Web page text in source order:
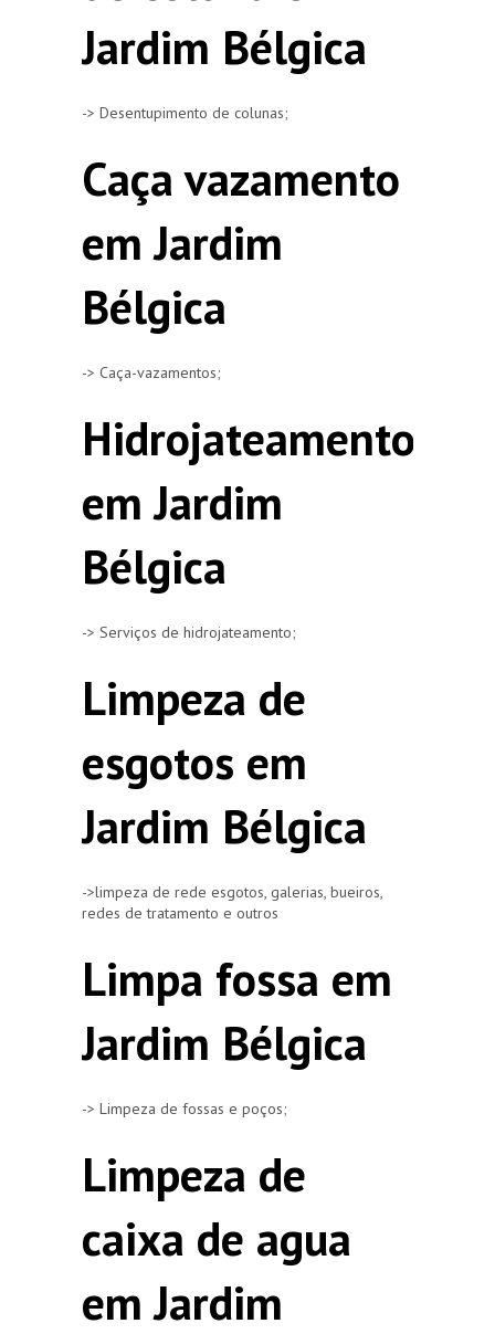
Jardim Bélgica
-> Desentupimento de colunas;
Caça vazamento
em Jardim
Bélgica
-> Caça-vazamentos;
Hidrojateamento
em Jardim
Bélgica
-> Serviços de hidrojateamento;
Limpeza de
esgotos em
Jardim Bélgica
->limpeza de rede esgotos, galerias, bueiros,
redes de tratamento e outros
Limpa fossa em
Jardim Bélgica
-> Limpeza de fossas e poços;
Limpeza de
caixa de agua
em Jardim